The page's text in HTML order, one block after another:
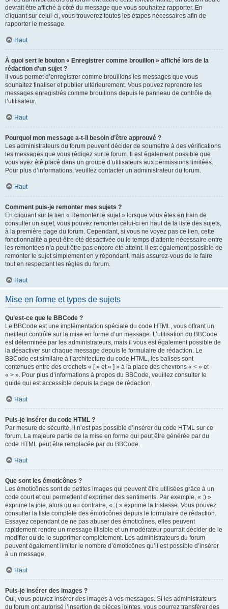
devrait être affiché à côté du message que vous souhaitez rapporter. En
cliquant sur celui-ci, vous trouverez toutes les étapes nécessaires afin de
rapporter le message.
Haut
À quoi sert le bouton « Enregistrer comme brouillon » affiché lors de la
rédaction d’un sujet ?
Il vous permet d’enregistrer comme brouillons les messages que vous
souhaitez finaliser et publier ultérieurement. Vous pouvez reprendre les
messages enregistrés comme brouillons depuis le panneau de contrôle de
l’utilisateur.
Haut
Pourquoi mon message a-t-il besoin d’être approuvé ?
Les administrateurs du forum peuvent décider de soumettre à des vérifications
les messages que vous rédigez sur le forum. Il est également possible que
vous ayez été placé dans un groupe d’utilisateurs aux permissions limitées.
Pour plus d’informations, veuillez contacter un administrateur du forum.
Haut
Comment puis-je remonter mes sujets ?
En cliquant sur le lien « Remonter le sujet » lorsque vous êtes en train de
consulter un sujet, vous pouvez remonter celui-ci en haut de la liste des sujets,
à la première page du forum. Cependant, si vous ne voyez pas ce lien, cette
fonctionnalité a peut-être été désactivée ou le temps d’attente nécessaire entre
les remontées n’a peut-être pas encore été atteint. Il est également possible de
remonter le sujet simplement en y répondant, mais assurez-vous de le faire
tout en respectant les règles du forum.
Haut
Mise en forme et types de sujets
Qu’est-ce que le BBCode ?
Le BBCode est une implémentation spéciale du code HTML, vous offrant un
meilleur contrôle sur la mise en forme d’un message. L’utilisation du BBCode
est déterminée par les administrateurs, mais il vous est également possible de
la désactiver sur chaque message depuis le formulaire de rédaction. Le
BBCode est similaire à l’architecture du code HTML, les balises sont
contenues entre des crochets « [ » et « ] » à la place des chevrons « < » et
« > ». Pour plus d’informations à propos du BBCode, veuillez consulter le
guide qui est accessible depuis la page de rédaction.
Haut
Puis-je insérer du code HTML ?
Par mesure de sécurité, il n’est pas possible d’insérer du code HTML sur ce
forum. La majeure partie de la mise en forme qui peut être générée par du
code HTML peut être remplacée par du BBCode.
Haut
Que sont les émoticônes ?
Les émoticônes sont de petites images qui peuvent être utilisées grâce à un
code court et qui permettent d’exprimer des sentiments. Par exemple, « :) »
exprime la joie, alors qu’au contraire, « :( » exprime la tristesse. Vous pouvez
consulter la liste complète des émoticônes depuis le formulaire de rédaction.
Essayez cependant de ne pas abuser des émoticônes, elles peuvent
rapidement rendre un message illisible et un modérateur pourrait décider de le
modifier ou de le supprimer complètement. Les administrateurs du forum
peuvent également limiter le nombre d’émoticônes qu’il est possible d’insérer
à un message.
Haut
Puis-je insérer des images ?
Oui, vous pouvez insérer des images à vos messages. Si les administrateurs
du forum ont autorisé l’insertion de pièces jointes, vous pourrez transférer des